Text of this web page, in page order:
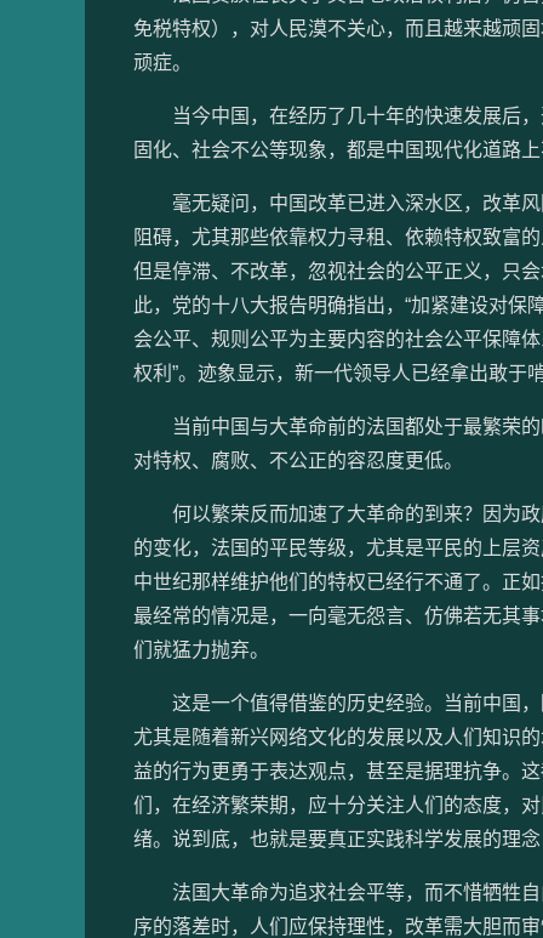
免税特权），对人民漠不关心，而且越来越顽
顽症。
当今中国，在经历了几十年的快速发展后，
固化、社会不公等现象，都是中国现代化道路
毫无疑问，中国改革已进入深水区，改革风
阻碍，尤其那些依靠权力寻租、依赖特权致富
但是停滞、不改革，忽视社会的公平正义，只
此，党的十八大报告明确指出，“加紧建设对
会公平、规则公平为主要内容的社会公平保障
权利”。迹象显示，新一代领导人已经拿出敢于
当前中国与大革命前的法国都处于最繁荣的
对特权、腐败、不公正的容忍度更低。
何以繁荣反而加速了大革命的到来？因为政
的变化，法国的平民等级，尤其是平民的上层
中世纪那样维护他们的特权已经行不通了。正
最经常的情况是，一向毫无怨言、仿佛若无其
们就猛力抛弃。
这是一个值得借鉴的历史经验。当前中国，
尤其是随着新兴网络文化的发展以及人们知识
益的行为更勇于表达观点，甚至是据理抗争。
们，在经济繁荣期，应十分关注人们的态度，
绪。说到底，也就是要真正实践科学发展的理
法国大革命为追求社会平等，而不惜牺牲自
序的落差时，人们应保持理性，改革需大胆而